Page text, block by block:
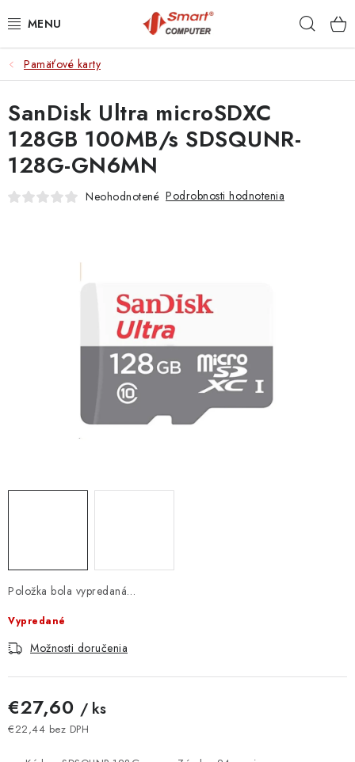
na
NOTEBOOKY
MOBILNÉ ZARIADENIA
PC A KOMPONENTY
PERIFÉRIE
: PREDAJŇA ZV
Obchodné podmienky
Moja objednávka
Odstúpenie od zmluvy
Formuláre na stiahnutie
Pamäťové karty
Položka bola vypredaná…
Vypredané
Možnosti doručenia
€27,60 / ks
€22,44 bez DPH
SanDisk Ultra microSDXC
128GB 100MB/s SDSQUNR-
128G-GN6MN
Neohodnotené Podrobnosti hodnotenia